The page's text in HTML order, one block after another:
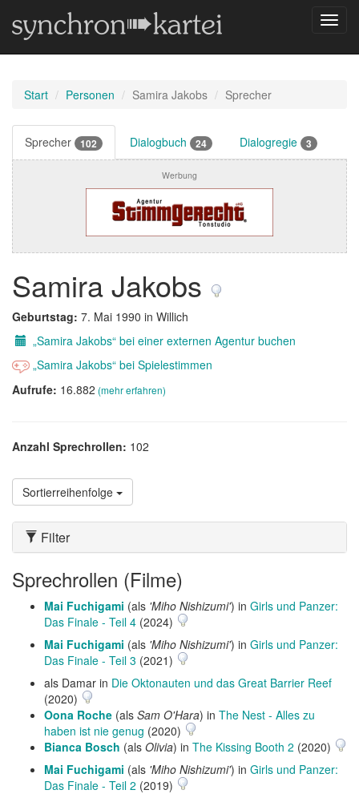
Start Personen Samira Jakobs Sprecher
Sprecher 102 Dialogbuch 24 Dialogregie 3
Werbung
Samira Jakobs
Geburtstag: 7. Mai 1990 in Willich
„Samira Jakobs“ bei einer externen Agentur buchen
„Samira Jakobs“ bei Spielestimmen
Aufrufe: 16.882 (mehr erfahren)
Anzahl Sprechrollen: 102
Sortierreihenfolge
Filter
Sprechrollen (Filme)
Mai Fuchigami (als 'Miho Nishizumi') in Girls und Panzer:
Das Finale - Teil 4 (2024)
Mai Fuchigami (als 'Miho Nishizumi') in Girls und Panzer:
Das Finale - Teil 3 (2021)
als Damar in Die Oktonauten und das Great Barrier Reef
(2020)
Oona Roche (als Sam O'Hara) in The Nest - Alles zu
haben ist nie genug (2020)
Bianca Bosch (als Olivia) in The Kissing Booth 2 (2020)
Mai Fuchigami (als 'Miho Nishizumi') in Girls und Panzer:
Das Finale - Teil 2 (2019)